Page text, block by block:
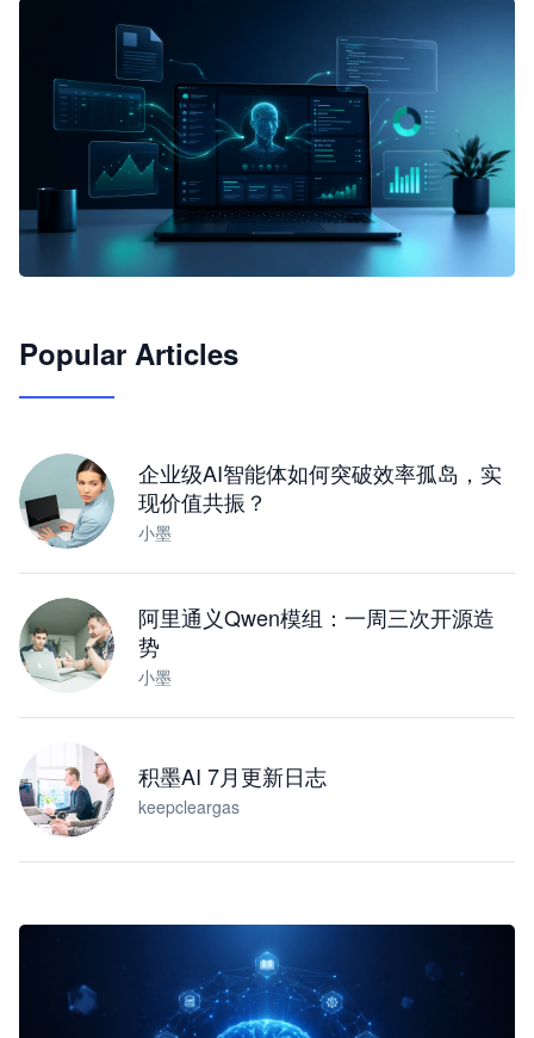
JimoClaw 桌面 AI Agent 工作台
Popular Articles
企业级AI智能体如何突破效率孤岛，实
现价值共振？
小墨
阿里通义Qwen模组：一周三次开源造
势
小墨
积墨AI 7月更新日志
keepcleargas